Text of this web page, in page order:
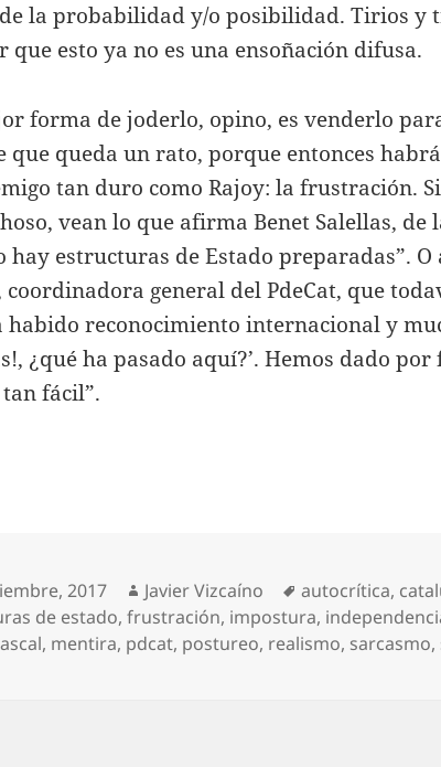
la probabilidad y/o posibilidad. Tirios y
que esto ya no es una ensoñación difusa.
forma de joderlo, opino, es venderlo
que queda un rato, porque entonces
tan duro como Rajoy: la frustración.
vean lo que afirma Benet Salellas, de
hay estructuras de Estado preparadas”.
coordinadora general del PdeCat, que
habido reconocimiento internacional y
¿qué ha pasado aquí?’. Hemos dado
fácil”.
2017 Autor
Javier Vizcaíno Etiquetas
autocrítica,
de estado,frustración, impostura,
, mentira, pdcat, postureo, realismo, sarcasmo,